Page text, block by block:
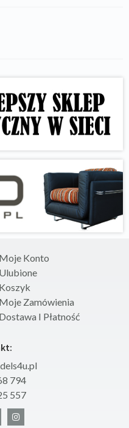
Moje Konto
Ulubione
Koszyk
Moje Zamówienia
Dostawa I Płatność
794
557